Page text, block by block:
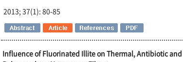
2013; 37(1): 80-85
Influence of Fluorinated Illite on Thermal, Antibiotic